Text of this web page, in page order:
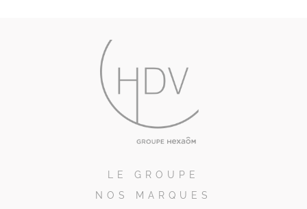
LE GROUPE
NOS MARQUES